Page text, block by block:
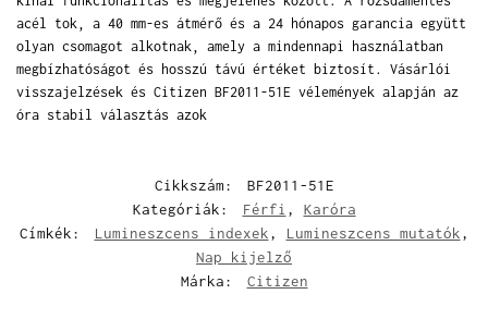
acél tok, a 40 mm-es átmérő és a 24 hónapos garancia együtt
olyan csomagot alkotnak, amely a mindennapi használatban
megbízhatóságot és hosszú távú értéket biztosít. Vásárlói
visszajelzések és Citizen BF2011-51E vélemények alapján az
óra stabil választás azok
Cikkszám:
BF2011-51E
Kategóriák:
Férfi , Karóra
Címkék:
Lumineszcens indexek, Lumineszcens mutatók,
Nap kijelző
Márka:
Citizen